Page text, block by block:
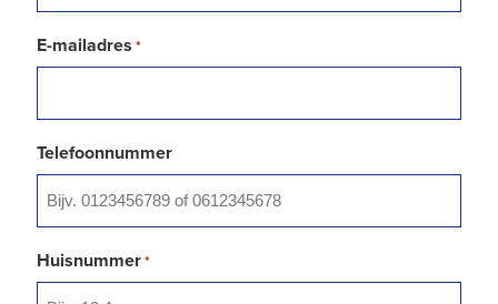
E-mailadres *
Telefoonnummer
Huisnummer*